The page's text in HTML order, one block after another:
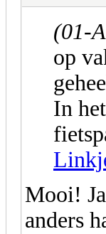
(01-
op
In
Mooi!
anders